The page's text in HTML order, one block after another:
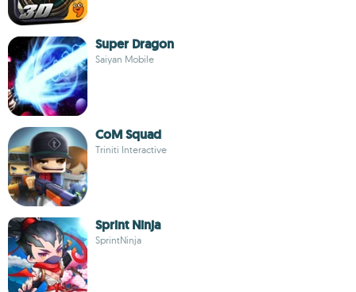
Super Dragon
Saiyan Mobile
CoM Squad
Triniti Interactive
Sprint Ninja
SprintNinja